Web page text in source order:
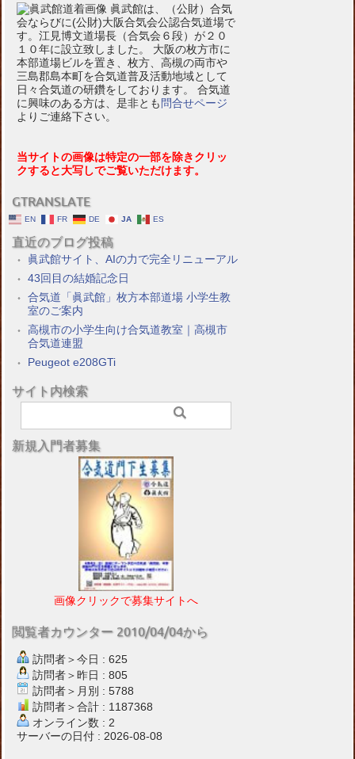
眞武館は、（公財）合気
会ならびに(公財)大阪合気会公認合気道場で
す。江見博文道場長（合気会６段）が２０
１０年に設立致しました。 大阪の枚方市に
本部道場ビルを置き、枚方、高槻の両市や
三島郡島本町を合気道普及活動地域として
日々合気道の研鑽をしております。 合気道
に興味のある方は、是非とも 問合せページ
よりご連絡下さい。
当サイトの画像は特定の一部を除きクリッ
クすると大写しでご覧いただけます。
GTRANSLATE
EN FR DE JA ES
直近のブログ投稿
眞武館サイト、AIの力で完全リニューアル
43回目の結婚記念日
合気道「眞武館」枚方本部道場 小学生教
室のご案内
高槻市の小学生向け合気道教室｜高槻市
合気道連盟
Peugeot e208GTi
サイト内検索
新規入門者募集
画像クリックで募集サイトへ
閲覧者カウンター 2010/04/04から
訪問者＞今日 : 625
訪問者＞昨日 : 805
訪問者＞月別 : 5788
訪問者＞合計 : 1187368
オンライン数 : 2
サーバーの日付 : 2026-08-08